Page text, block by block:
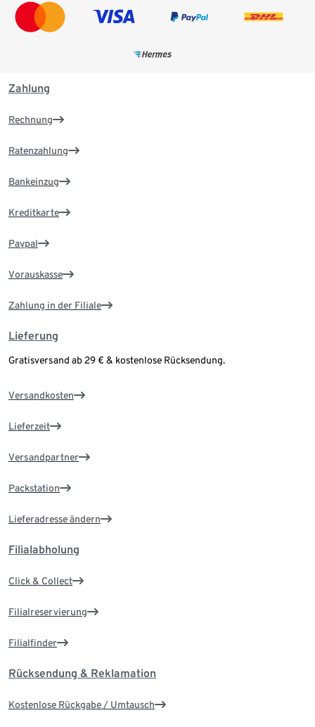
Zahlung
Rechnung
Ratenzahlung
Bankeinzug
Kreditkarte
Paypal
Vorauskasse
Zahlung in der Filiale
Lieferung
Gratisversand ab 29 € & kostenlose Rücksendung.
Versandkosten
Lieferzeit
Versandpartner
Packstation
Lieferadresse ändern
Filialabholung
Click & Collect
Filialreservierung
Filialfinder
Rücksendung & Reklamation
Kostenlose Rückgabe / Umtausch